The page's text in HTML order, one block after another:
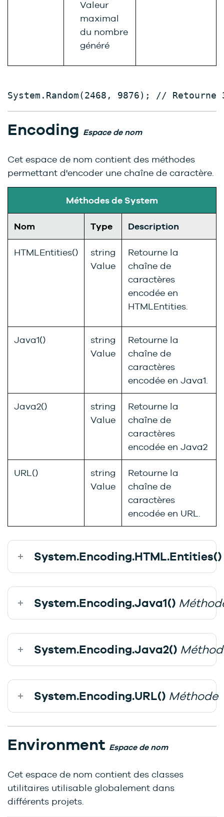
Valeur
maximal
du nombre
généré
System.Random(2468, 9876); // Retourne
Encoding Espace de nom
Cet espace de nom contient des méthodes
permettant d'encoder une chaîne de caractère.
Méthodes de System
Nom Type Description
HTMLEntities()
string
Value
Retourne la
chaîne de
caractères
encodée en
HTMLEntities.
Java1()
string
Value
Retourne la
chaîne de
caractères
encodée en Java1.
Java2()
string
Value
Retourne la
chaîne de
caractères
encodée en Java2
URL()
string
Value
Retourne la
chaîne de
caractères
encodée en URL.
System.Encoding.HTML.Entities()
System.Encoding.Java1()
System.Encoding.Java2()
System.Encoding.URL() Méthode
Environment Espace de nom
Cet espace de nom contient des classes
utilitaires utilisable globalement dans
différents projets.